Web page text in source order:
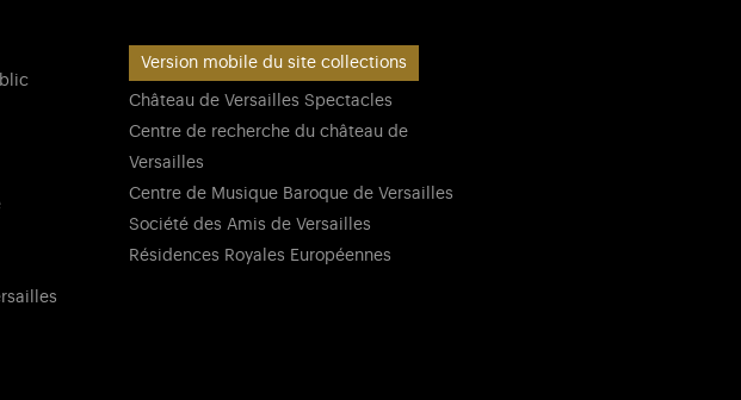
Version mobile du site collections
Château de Versailles Spectacles
Centre de recherche du château de
Versailles
Centre de Musique Baroque de Versailles
Société des Amis de Versailles
Résidences Royales Européennes